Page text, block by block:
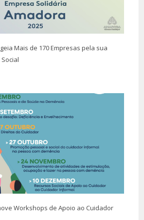
Mais de 170 Empresas pela sua
Workshops de Apoio ao Cuidador